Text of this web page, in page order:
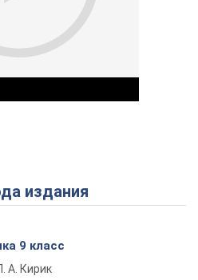
Play Video
издания
9 класс
А. Кирик